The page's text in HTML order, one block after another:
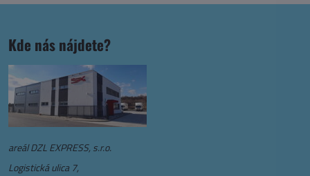
Kde nás nájdete?
areál DZL EXPRESS, s.r.o.
Logistická ulica 7,